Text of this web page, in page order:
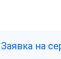
Заявка на